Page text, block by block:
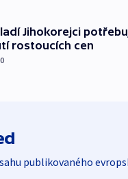
Jihokorejci
rostoucích cen
publikovaného